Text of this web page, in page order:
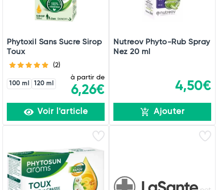
Phytoxil Sans Sucre Sirop
Toux
(2)
100 ml 120 ml
à partir de
6,26€
Voir l'article
Nutreov Phyto-Rub Spray
Nez 20 ml
4,50€
Ajouter